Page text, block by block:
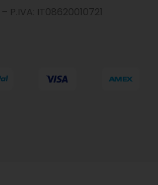
P.IVA: IT08620010721